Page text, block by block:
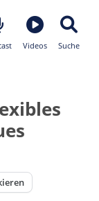
Videos Suche